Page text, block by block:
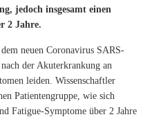
jedoch insgesamt einen
2 Jahre.
neuen Coronavirus SARS-
der Akuterkrankung an
leiden. Wissenschaftler
Patientengruppe, wie sich
Fatigue-Symptome über 2 Jahre